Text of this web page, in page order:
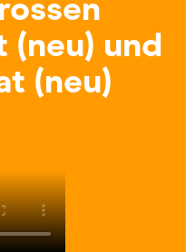
(neu) und
(neu)